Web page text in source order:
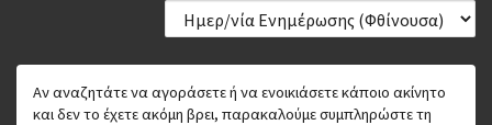
Αν αναζητάτε να αγοράσετε ή να ενοικιάσετε κάποιο ακίνητο
και δεν το έχετε ακόμη βρει, παρακαλούμε συμπληρώστε τη